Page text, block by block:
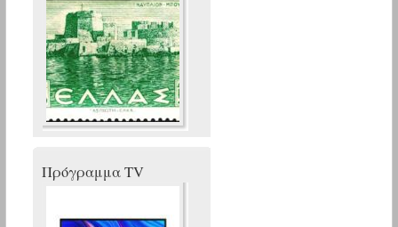
Πρόγραμμα TV